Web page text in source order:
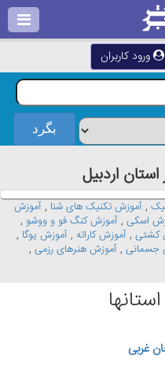
ورود کاربران
اردبيل
, آموزش تکنیک های شنا , آموزش
اسکی , آموزش کنگ فو و ووشو ,
کشتی , آموزش کاراته , آموزش یوگا ,
جسمانی , آموزش هنرهای رزمی ,
غربی